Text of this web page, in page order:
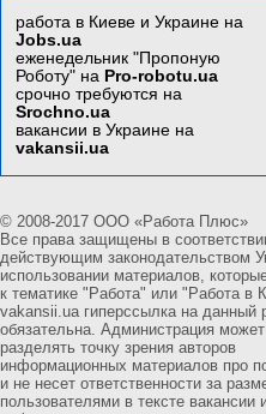
работа в Киеве и Украине на
Jobs.ua
еженедельник "Пропоную
Роботу" на Pro-robotu.ua
срочно требуются на
Srochno.ua
вакансии в Украине на
vakansii.ua
© 2008-2017 ООО «Работа Плюс»
Все права защищены в
действующим законодательством
использовании материалов,
к тематике "Работа" или "Работа в
vakansii.ua гиперссылка на данный
обязательна. Администрация
разделять точку зрения авторов
информационных материалов про
и не несет ответственности за
пользователями в тексте вакансии